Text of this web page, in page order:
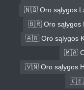
🇳🇬 Oro sąlygos
🇧🇷 Oro sąlygos
🇦🇷 Oro sąlygos
🇲🇦
🇻🇳 Oro sąlygos
🇰🇪